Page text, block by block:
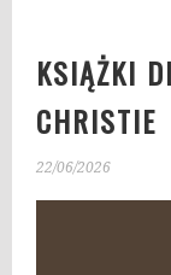
KSIĄŻKI
CHRISTIE
22/06/2026